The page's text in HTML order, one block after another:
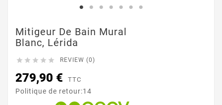
Mitigeur De Bain Mural
Blanc, Lérida
     REVIEW (0)
279,90 € TTC
Politique de retour:14